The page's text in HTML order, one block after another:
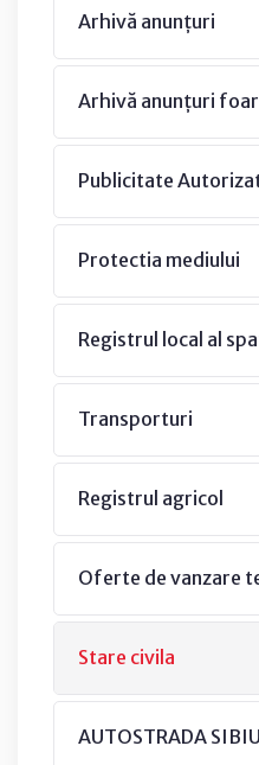
Arhivă anunțuri
Arhivă anunțuri
Publicitate
Protectia mediului
Registrul local al
Transporturi
Registrul agricol
Oferte de vanzare
Stare civila
AUTOSTRADA